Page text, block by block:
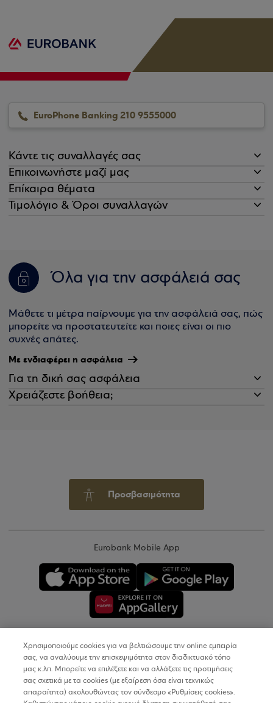
EuroPhone Banking 210 9555000
Κάντε τις συναλλαγές σας
Επικοινωνήστε μαζί μας
Επίκαιρα θέματα
Τιμολόγιο & Όροι συναλλαγών
Όλα για την ασφάλειά σας
Μάθετε τι μέτρα παίρνουμε για την ασφάλειά σας, πώς
μπορείτε να προστατευτείτε και ποιες είναι οι πιο
συχνές απάτες.
Με ενδιαφέρει η ασφάλεια
Για τη δική σας ασφάλεια
Χρειάζεστε βοήθεια;
Προσβασιμότητα
Eurobank Mobile App
Copyright © 2026
Όροι Χρήσης
Χρησιμοποιούμε cookies για να βελτιώσουμε την online εμπειρία
σας, να αναλύουμε την επισκεψιμότητα στον διαδικτυακό τόπο
μας κ.λπ. Μπορείτε να επιλέξετε και να αλλάξετε τις προτιμήσεις
σας σχετικά με τα cookies (με εξαίρεση όσα είναι τεχνικώς
απαραίτητα) ακολουθώντας τον σύνδεσμο «Ρυθμίσεις cookies».